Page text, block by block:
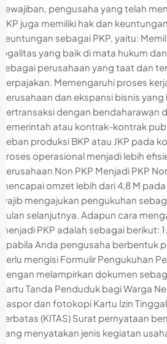
kewajiban, pengusaha yang telah
PKP juga memiliki hak dan
keuntungan sebagai PKP, yaitu:
legalitas yang baik di mata hukum
sebagai perusahaan yang taat dan
perpajakan. Memengaruhi proses
perusahaan dan ekspansi bisnis yang
bertransaksi dengan bendaharawan
pemerintah atau kontrak-kontrak
beban produksi BKP atau JKP pada
proses operasional menjadi lebih
Perusahaan Non PKP Menjadi PKP
mencapai omzet lebih dari 4,8 M
wajib mengajukan pengukuhan
bulan selanjutnya. Adapun cara
menjadi PKP adalah sebagai berikut:
Apabila Anda pengusaha berbentuk
perlu mengisi Formulir Pengukuhan
dengan melampirkan dokumen
Kartu Tanda Penduduk bagi Warga
paspor dan fotokopi Kartu Izin
Terbatas (KITAS) Surat pernyataan
yang menyatakan jenis kegiatan